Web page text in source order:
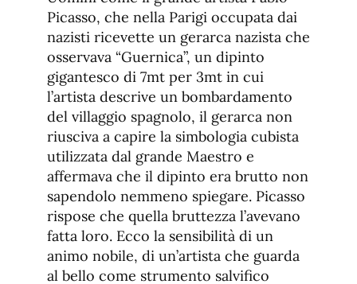
Picasso, che nella Parigi occupata dai
nazisti ricevette un gerarca nazista che
osservava “Guernica”, un dipinto
gigantesco di 7mt per 3mt in cui
l’artista descrive un bombardamento
del villaggio spagnolo, il gerarca non
riusciva a capire la simbologia cubista
utilizzata dal grande Maestro e
affermava che il dipinto era brutto non
sapendolo nemmeno spiegare. Picasso
rispose che quella bruttezza l’avevano
fatta loro. Ecco la sensibilità di un
animo nobile, di un’artista che guarda
al bello come strumento salvifico